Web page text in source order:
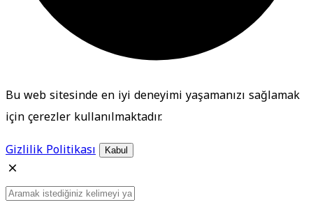
Bu web sitesinde en iyi deneyimi yaşamanızı sağlamak
için çerezler kullanılmaktadır.
Gizlilik Politikası
Kabul